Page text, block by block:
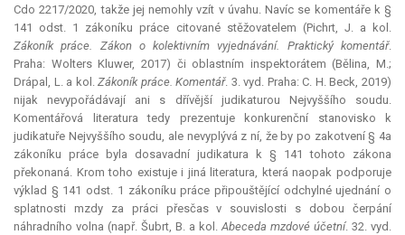
Cdo 2217/2020, takže jej nemohly vzít v úvahu. Navíc se komentáře k §
141 odst. 1 zákoníku práce citované stěžovatelem (Pichrt, J. a kol.
Zákoník práce. Zákon o kolektivním vyjednávání. Praktický komentář.
Praha: Wolters Kluwer, 2017) či oblastním inspektorátem (Bělina, M.;
Drápal, L. a kol.Zákoník práce. Komentář. 3. vyd. Praha: C. H. Beck, 2019)
nijak nevypořádávají ani s dřívější judikaturou Nejvyššího soudu.
Komentářová literatura tedy prezentuje konkurenční stanovisko k
judikatuře Nejvyššího soudu, ale nevyplývá z ní, že by po zakotvení § 4a
zákoníku práce byla dosavadní judikatura k § 141 tohoto zákona
překonaná. Krom toho existuje i jiná literatura, která naopak podporuje
výklad § 141 odst. 1 zákoníku práce připouštějící odchylné ujednání o
splatnosti mzdy za práci přesčas v souvislosti s dobou čerpání
náhradního volna (např. Šubrt, B. a kol.Abeceda mzdové účetní. 32. vyd.